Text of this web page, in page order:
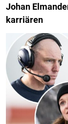
Johan
karriären